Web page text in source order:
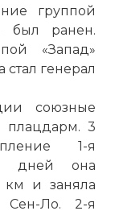
группой
был ранен.
«Запад»
стал генерал
союзные
плацдарм. 3
1-я
дней она
км и заняла
Ло. 2-я